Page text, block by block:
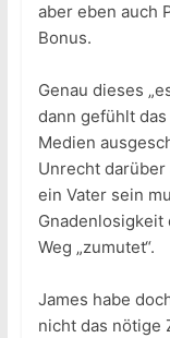
aber eben auch
Bonus.
Genau dieses
dann gefühlt
Medien
Unrecht
ein Vater sein
Gnadenlosigkeit
Weg „zumutet“.
James habe
nicht das nötige